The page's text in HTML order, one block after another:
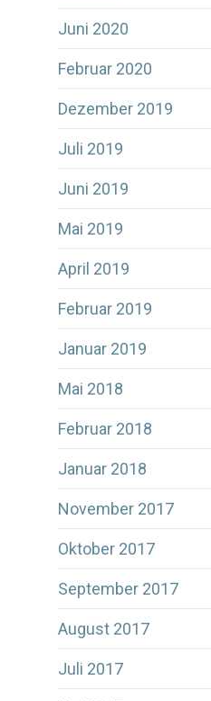
Juni 2020
Februar 2020
Dezember 2019
Juli 2019
Juni 2019
Mai 2019
April 2019
Februar 2019
Januar 2019
Mai 2018
Februar 2018
Januar 2018
November 2017
Oktober 2017
September 2017
August 2017
Juli 2017